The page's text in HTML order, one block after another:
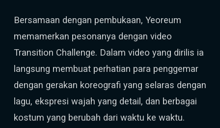
Bersamaan dengan pembukaan, Yeoreum
memamerkan pesonanya dengan video
Transition Challenge. Dalam video yang dirilis ia
langsung membuat perhatian para penggemar
dengan gerakan koreografi yang selaras dengan
lagu, ekspresi wajah yang detail, dan berbagai
kostum yang berubah dari waktu ke waktu.